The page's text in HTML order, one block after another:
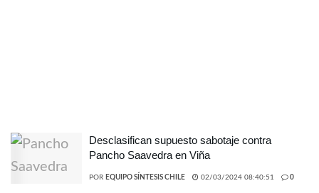
Desclasifican supuesto sabotaje contra
Pancho Saavedra en Viña
POR EQUIPO SÍNTESIS CHILE 02/03/2024 08:40:51 0